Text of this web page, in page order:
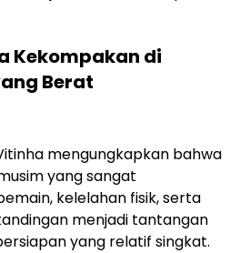
Kekompakan di
Berat
mengungkapkan bahwa
yang sangat
kelelahan fisik, serta
menjadi tantangan
yang relatif singkat.